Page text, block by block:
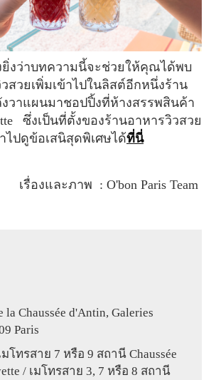
สวยเพิ่มเข้าไปในลิสต์อีกหนึ่งร้าน
วาแผนมาชอปปิ้งที่ห้างสรรพสินค้า
ซึ่งเป็นที่ตั้งของร้านอาหารวิวสวย
ไปดูข้อเสนิสุดพิเศษได้ที่นี่
เรื่องและภาพ : O'bon Paris Team
la Chaussée d'Antin, Galeries
Paris
มโทรสาย 7 หรือ 9 สถานี Chaussée
/ เมโทรสาย 3, 7 หรือ 8 สถานี